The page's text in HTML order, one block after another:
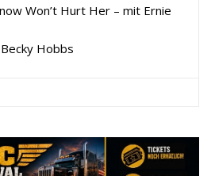
Won’t Hurt Her – mit Ernie
Hobbs